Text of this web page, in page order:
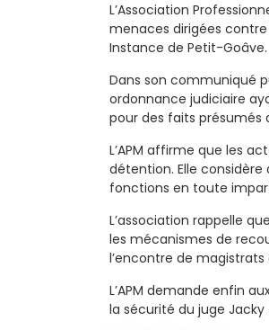
L’Association
menaces dirigées
Instance de Petit-Goâve.
Dans son communiqué
ordonnance judiciaire
pour des faits présumés
L’APM affirme que les
détention. Elle
fonctions en toute
L’association rappelle
les mécanismes de
l’encontre de
L’APM demande enfin
la sécurité du juge Jacky